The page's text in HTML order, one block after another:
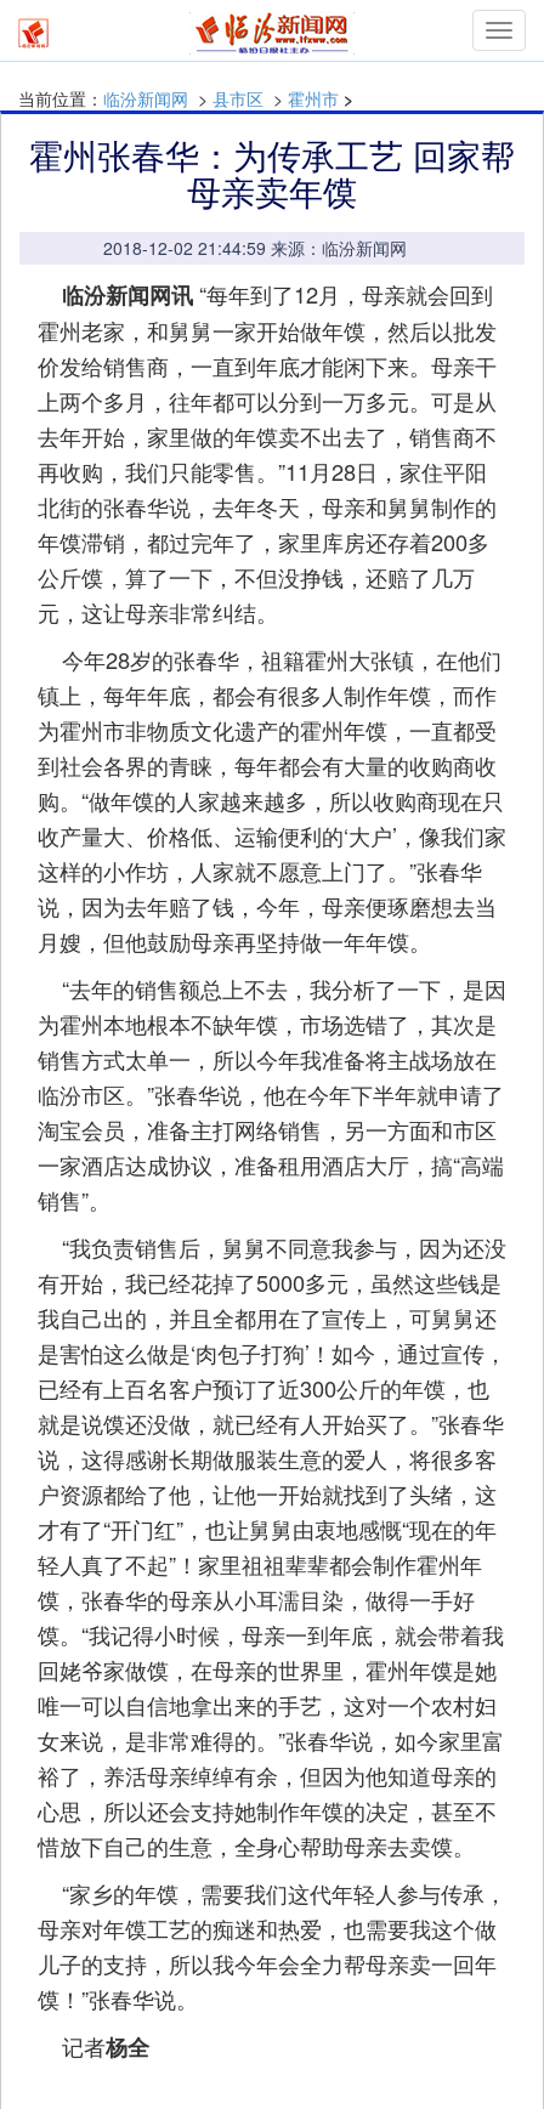
当前位置： 临汾新闻网 > 县市区 > 霍州市 >
霍州张春华：为传承工艺 回家帮
母亲卖年馍
2018-12-02 21:44:59 来源：临汾新闻网
临汾新闻网讯“每年到了12月，母亲就会回到
霍州老家，和舅舅一家开始做年馍，然后以批发
价发给销售商，一直到年底才能闲下来。母亲干
上两个多月，往年都可以分到一万多元。可是从
去年开始，家里做的年馍卖不出去了，销售商不
再收购，我们只能零售。”11月28日，家住平阳
北街的张春华说，去年冬天，母亲和舅舅制作的
年馍滞销，都过完年了，家里库房还存着200多
公斤馍，算了一下，不但没挣钱，还赔了几万
元，这让母亲非常纠结。
今年28岁的张春华，祖籍霍州大张镇，在他们
镇上，每年年底，都会有很多人制作年馍，而作
为霍州市非物质文化遗产的霍州年馍，一直都受
到社会各界的青睐，每年都会有大量的收购商收
购。“做年馍的人家越来越多，所以收购商现在只
收产量大、价格低、运输便利的‘大户’，像我们家
这样的小作坊，人家就不愿意上门了。”张春华
说，因为去年赔了钱，今年，母亲便琢磨想去当
月嫂，但他鼓励母亲再坚持做一年年馍。
“去年的销售额总上不去，我分析了一下，是因
为霍州本地根本不缺年馍，市场选错了，其次是
销售方式太单一，所以今年我准备将主战场放在
临汾市区。”张春华说，他在今年下半年就申请了
淘宝会员，准备主打网络销售，另一方面和市区
一家酒店达成协议，准备租用酒店大厅，搞“高端
销售”。
“我负责销售后，舅舅不同意我参与，因为还没
有开始，我已经花掉了5000多元，虽然这些钱是
我自己出的，并且全都用在了宣传上，可舅舅还
是害怕这么做是‘肉包子打狗’！如今，通过宣传，
已经有上百名客户预订了近300公斤的年馍，也
就是说馍还没做，就已经有人开始买了。”张春华
说，这得感谢长期做服装生意的爱人，将很多客
户资源都给了他，让他一开始就找到了头绪，这
才有了“开门红”，也让舅舅由衷地感慨“现在的年
轻人真了不起”！家里祖祖辈辈都会制作霍州年
馍，张春华的母亲从小耳濡目染，做得一手好
馍。“我记得小时候，母亲一到年底，就会带着我
回姥爷家做馍，在母亲的世界里，霍州年馍是她
唯一可以自信地拿出来的手艺，这对一个农村妇
女来说，是非常难得的。”张春华说，如今家里富
裕了，养活母亲绰绰有余，但因为他知道母亲的
心思，所以还会支持她制作年馍的决定，甚至不
惜放下自己的生意，全身心帮助母亲去卖馍。
“家乡的年馍，需要我们这代年轻人参与传承，
母亲对年馍工艺的痴迷和热爱，也需要我这个做
儿子的支持，所以我今年会全力帮母亲卖一回年
馍！”张春华说。
记者杨全